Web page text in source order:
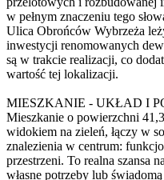
w pełnym znaczeniu tego
Ulica Obrońców Wybrzeża
inwestycji renomowanych
są w trakcie realizacji, co
wartość tej lokalizacji.
MIESZKANIE - UKŁAD I
Mieszkanie o powierzchni
widokiem na zieleń, łączy w
znalezienia w centrum:
przestrzeni. To realna szansa
własne potrzeby lub